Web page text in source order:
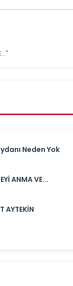
Neden Yok
ANMA VE...
AYTEKİN